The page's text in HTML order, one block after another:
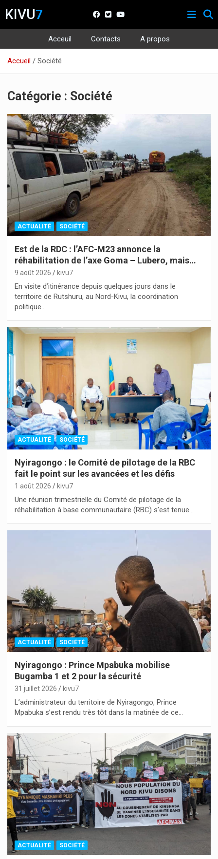
KIVU7
Acceuil Contacts
A propos
contenu
Accueil Société
Catégorie : Société
ACTUALITÉ SOCIÉTÉ
Est de la RDC : l’AFC-M23 annonce la
réhabilitation de l’axe Goma – Lubero, mais…
9 août 2026 kivu7
En visite d’itinérance depuis quelques jours dans le
territoire de Rutshuru, au Nord-Kivu, la coordination
politique…
ACTUALITÉ SOCIÉTÉ
Nyiragongo : le Comité de pilotage de la RBC
fait le point sur les avancées et les défis
1 août 2026 kivu7
Une réunion trimestrielle du Comité de pilotage de la
réhabilitation à base communautaire (RBC) s’est tenue…
ACTUALITÉ SOCIÉTÉ
Nyiragongo : Prince Mpabuka mobilise
Bugamba 1 et 2 pour la sécurité
31 juillet 2026 kivu7
L’administrateur du territoire de Nyiragongo, Prince
Mpabuka s’est rendu très tôt dans la matinée de ce…
ACTUALITÉ SOCIÉTÉ